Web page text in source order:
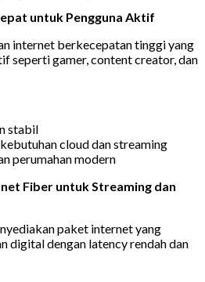
untuk Pengguna Aktif
internet berkecepatan tinggi yang
seperti gamer, content creator, dan
stabil
cloud dan streaming
perumahan modern
Fiber untuk Streaming dan
paket internet yang
digital dengan latency rendah dan